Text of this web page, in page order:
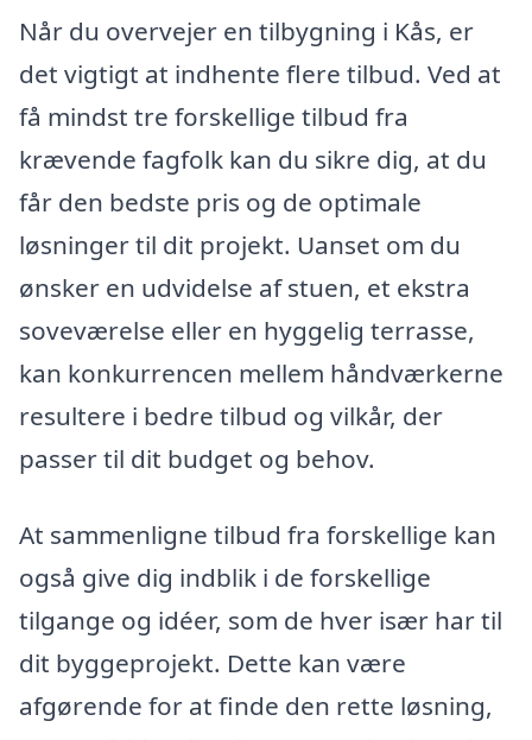
Når du overvejer en tilbygning i Kås, er
det vigtigt at indhente flere tilbud. Ved at
få mindst tre forskellige tilbud fra
krævende fagfolk kan du sikre dig, at du
får den bedste pris og de optimale
løsninger til dit projekt. Uanset om du
ønsker en udvidelse af stuen, et ekstra
soveværelse eller en hyggelig terrasse,
kan konkurrencen mellem håndværkerne
resultere i bedre tilbud og vilkår, der
passer til dit budget og behov.
At sammenligne tilbud fra forskellige kan
også give dig indblik i de forskellige
tilgange og idéer, som de hver især har til
dit byggeprojekt. Dette kan være
afgørende for at finde den rette løsning,